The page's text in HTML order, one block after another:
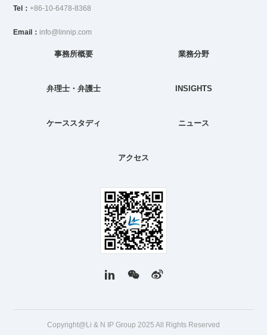
Tel：+86-10-6478-8368
Email： info@linnip.com
事務所概要 業務分野
弁理士・弁護士 INSIGHTS
ケーススタディ ニュース
アクセス
Copyright@Li & N IP Group 2025 All Rights Reserved